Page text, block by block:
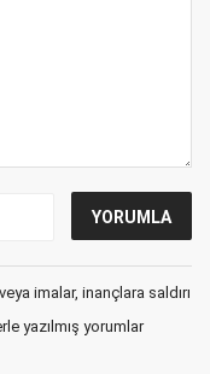
imalar, inançlara saldırı
yazılmış yorumlar